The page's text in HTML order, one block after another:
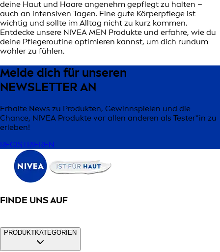
deine Haut und Haare angenehm gepflegt zu halten –
auch an intensiven Tagen. Eine gute Körperpflege ist
wichtig und sollte im Alltag nicht zu kurz kommen.
Entdecke unsere NIVEA MEN Produkte und erfahre, wie du
deine Pflegeroutine optimieren kannst, um dich rundum
wohler zu fühlen.
Melde dich für unseren
NEWSLETTER AN
Erhalte News zu Produkten, Gewinnspielen und die
Chance, NIVEA Produkte vor allen anderen als Tester*in zu
erleben!
REGISTRIEREN
FINDE UNS AUF
PRODUKTKATEGORIEN